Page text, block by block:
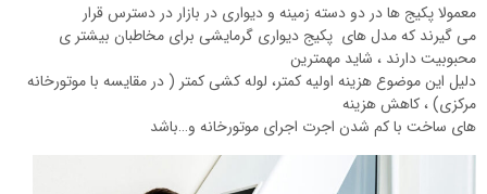
معمولا پکیج ها در دو دسته زمینه و دیواری در بازار در دسترس قرار
می گیرند که مدل های پکیج دیواری گرمایشی برای مخاطبان بیشتر ی
محبوبیت دارند ، شاید مهمترین
دلیل این موضوع هزینه اولیه کمتر، لوله کشی کمتر ( در مقایسه با موتورخانه
مرکزی) ، کاهش هزینه
های ساخت با کم شدن اجرت اجرای موتورخانه و…باشد